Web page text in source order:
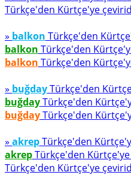
Türkçe'den Kürtçe'ye
» balkon Türkçe'den
balkon Türkçe'den
balkon Türkçe'den
» buğdayTürkçe'den
buğdayTürkçe'den
buğdayTürkçe'den
» akrepTürkçe'den
akrepTürkçe'den
Türkçe'den Kürtçe'ye